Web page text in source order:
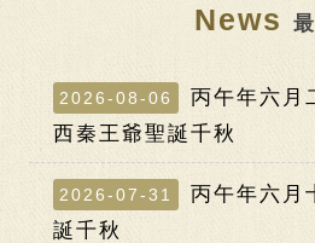
News
2026-08-06
丙午年六月
西秦王爺聖誕千秋
2026-07-31
丙午年六月
誕千秋